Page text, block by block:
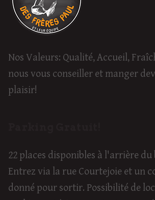
Nos Valeurs: Qualité, Accueil,
nous vous conseiller et manger
plaisir!
22 places disponibles à l'arrière
Entrez via la rue Courtejoie et un
donné pour sortir. Possibilité de